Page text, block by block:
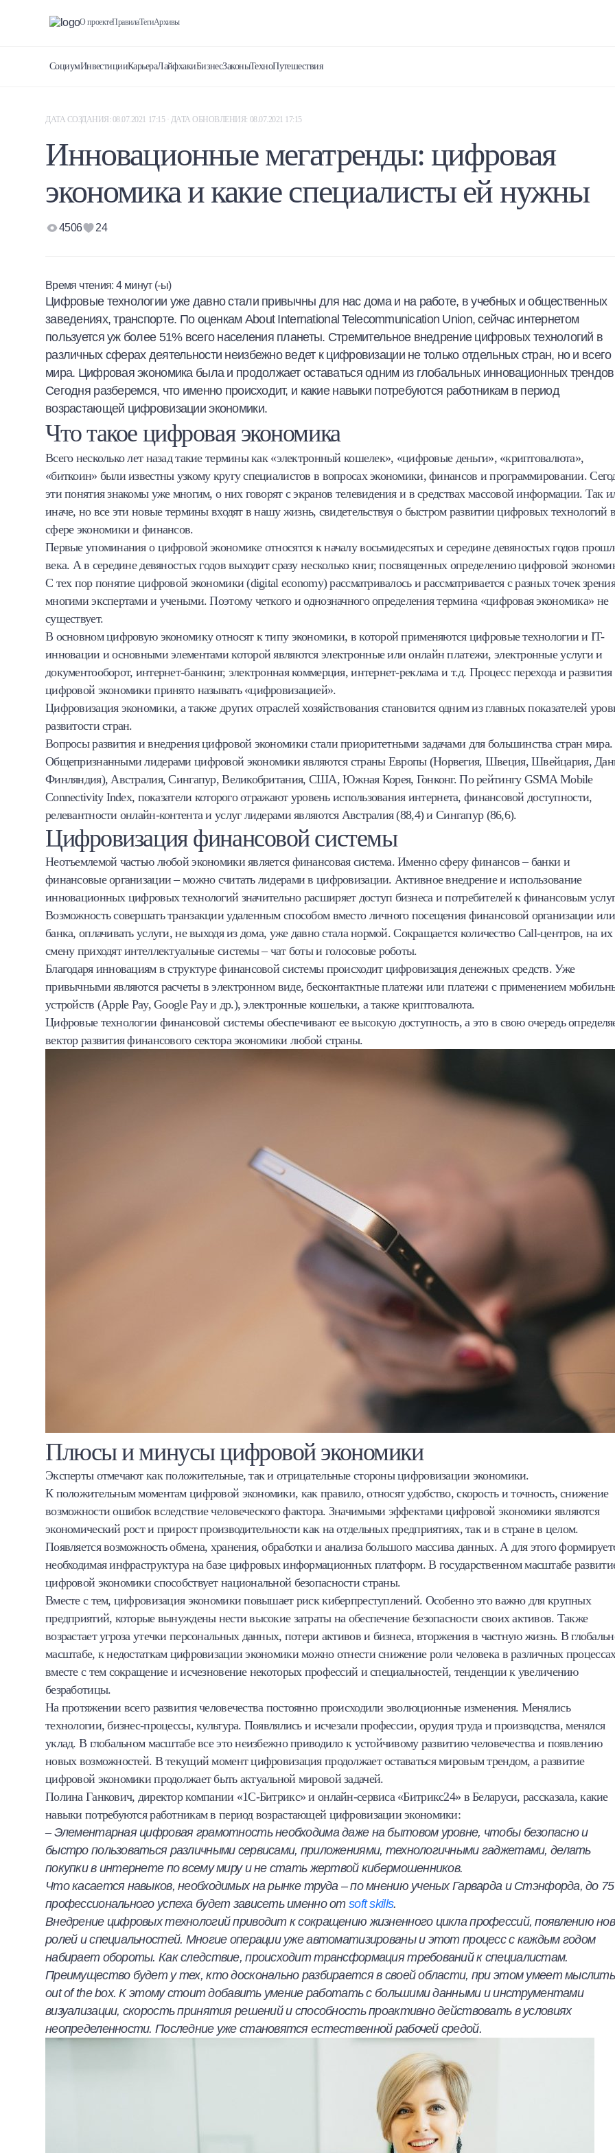
О проектеПравилаТегиАрхивы
СоциумИнвестицииКарьераЛайфхакиБизнесЗаконыТехноПутешествия
Халва
Онлайн-обменник
Премиальный сервис Prime Line
Мобильный банк MOBY
Потребительский кредит
Карта КАКТУС
Продукты для Бизнеса
ДАТА СОЗДАНИЯ: 08.07.2021 17:15 · ДАТА ОБНОВЛЕНИЯ: 08.07.2021 17:15
Инновационные мегатренды: цифровая
экономика и какие специалисты ей нужны
4506 24
Время чтения:4 минут (-ы)
Цифровые технологии уже давно стали привычны для нас дома и на работе, в учебных и общественных
заведениях, транспорте. По оценкам About International Telecommunication Union, сейчас интернетом
пользуется уж более 51% всего населения планеты. Стремительное внедрение цифровых технологий в
различных сферах деятельности неизбежно ведет к цифровизации не только отдельных стран, но и всего
мира. Цифровая экономика была и продолжает оставаться одним из глобальных инновационных
Сегодня разберемся, что именно происходит, и какие навыки потребуются работникам в период
возрастающей цифровизации экономики.
Что такое цифровая экономика
Всего несколько лет назад такие термины как «электронный кошелек», «цифровые деньги», «криптовалюта»,
«биткоин» были известны узкому кругу специалистов в вопросах экономики, финансов и программировании.
эти понятия знакомы уже многим, о них говорят с экранов телевидения и в средствах массовой информации. Так
иначе, но все эти новые термины входят в нашу жизнь, свидетельствуя о быстром развитии цифровых технологий в
сфере экономики и финансов.
Первые упоминания о цифровой экономике относятся к началу восьмидесятых и середине девяностых годов
века. А в середине девяностых годов выходит сразу несколько книг, посвященных определению цифровой
С тех пор понятие цифровой экономики (digital economy) рассматривалось и рассматривается с разных точек зрения
многими экспертами и учеными. Поэтому четкого и однозначного определения термина «цифровая экономика» не
существует.
В основном цифровую экономику относят к типу экономики, в которой применяются цифровые технологии и IT-
инновации и основными элементами которой являются электронные или онлайн платежи, электронные услуги и
документооборот, интернет-банкинг, электронная коммерция, интернет-реклама и т.д. Процесс перехода и развития
цифровой экономики принято называть «цифровизацией».
Цифровизация экономики, а также других отраслей хозяйствования становится одним из главных показателей
развитости стран.
Вопросы развития и внедрения цифровой экономики стали приоритетными задачами для большинства стран мира.
Общепризнанными лидерами цифровой экономики являются страны Европы (Норвегия, Швеция, Швейцария,
Финляндия), Австралия, Сингапур, Великобритания, США, Южная Корея, Гонконг. По рейтингу GSMA Mobile
Connectivity Index, показатели которого отражают уровень использования интернета, финансовой доступности,
релевантности онлайн-контента и услуг лидерами являются Австралия (88,4) и Сингапур (86,6).
Цифровизация финансовой системы
Неотъемлемой частью любой экономики является финансовая система. Именно сферу финансов – банки и
финансовые организации – можно считать лидерами в цифровизации. Активное внедрение и использование
инновационных цифровых технологий значительно расширяет доступ бизнеса и потребителей к финансовым
Возможность совершать транзакции удаленным способом вместо личного посещения финансовой организации или
банка, оплачивать услуги, не выходя из дома, уже давно стала нормой. Сокращается количество Call-центров, на их
смену приходят интеллектуальные системы – чат боты и голосовые роботы.
Благодаря инновациям в структуре финансовой системы происходит цифровизация денежных средств. Уже
привычными являются расчеты в электронном виде, бесконтактные платежи или платежи с применением
устройств (Apple Pay, Google Pay и др.), электронные кошельки, а также криптовалюта.
Цифровые технологии финансовой системы обеспечивают ее высокую доступность, а это в свою очередь
вектор развития финансового сектора экономики любой страны.
Плюсы и минусы цифровой экономики
Эксперты отмечают как положительные, так и отрицательные стороны цифровизации экономики.
К положительным моментам цифровой экономики, как правило, относят удобство, скорость и точность, снижение
возможности ошибок вследствие человеческого фактора. Значимыми эффектами цифровой экономики являются
экономический рост и прирост производительности как на отдельных предприятиях, так и в стране в целом.
Появляется возможность обмена, хранения, обработки и анализа большого массива данных. А для этого
необходимая инфраструктура на базе цифровых информационных платформ. В государственном масштабе
цифровой экономики способствует национальной безопасности страны.
Вместе с тем, цифровизация экономики повышает риск киберпреступлений. Особенно это важно для крупных
предприятий, которые вынуждены нести высокие затраты на обеспечение безопасности своих активов. Также
возрастает угроза утечки персональных данных, потери активов и бизнеса, вторжения в частную жизнь. В
масштабе, к недостаткам цифровизации экономики можно отнести снижение роли человека в различных
вместе с тем сокращение и исчезновение некоторых профессий и специальностей, тенденции к увеличению
безработицы.
На протяжении всего развития человечества постоянно происходили эволюционные изменения. Менялись
технологии, бизнес-процессы, культура. Появлялись и исчезали профессии, орудия труда и производства, менялся
уклад. В глобальном масштабе все это неизбежно приводило к устойчивому развитию человечества и появлению
новых возможностей. В текущий момент цифровизация продолжает оставаться мировым трендом, а развитие
цифровой экономики продолжает быть актуальной мировой задачей.
Полина Ганкович, директор компании «1С-Битрикс» и онлайн-сервиса «Битрикс24» в Беларуси, рассказала, какие
навыки потребуются работникам в период возрастающей цифровизации экономики:
– Элементарная цифровая грамотность необходима даже на бытовом уровне, чтобы безопасно и
быстро пользоваться различными сервисами, приложениями, технологичными гаджетами, делать
покупки в интернете по всему миру и не стать жертвой кибермошенников.
Что касается навыков, необходимых на рынке труда – по мнению ученых Гарварда и Стэнфорда, до
профессионального успеха будет зависеть именно от soft skills.
Внедрение цифровых технологий приводит к сокращению жизненного цикла профессий, появлению
ролей и специальностей. Многие операции уже автоматизированы и этот процесс с каждым годом
набирает обороты. Как следствие, происходит трансформация требований к специалистам.
Преимущество будет у тех, кто досконально разбирается в своей области, при этом умеет мыслить
out of the box. К этому стоит добавить умение работать с большими данными и инструментами
визуализации, скорость принятия решений и способность проактивно действовать в условиях
неопределенности. Последние уже становятся естественной рабочей средой.